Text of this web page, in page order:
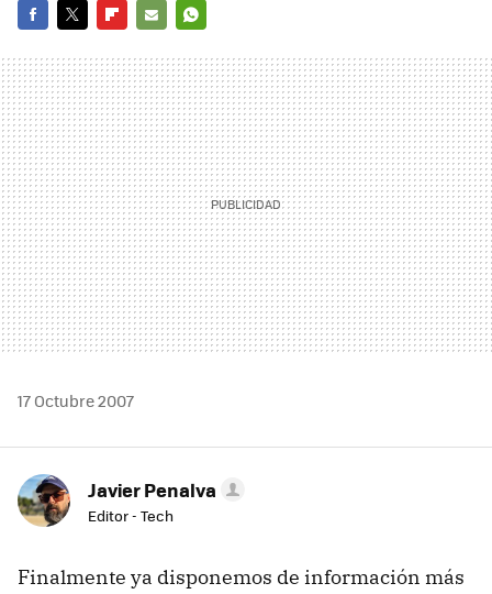
MAIL
17 Octubre 2007
Javier Penalva
Editor - Tech
Finalmente ya disponemos de información más